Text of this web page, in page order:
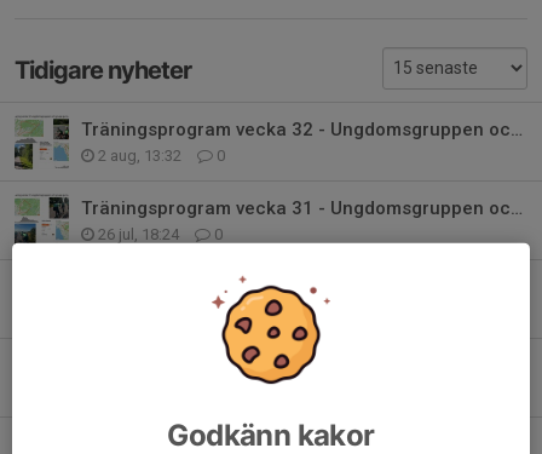
Tidigare nyheter
Träningsprogram vecka 32 - Ungdomsgruppen och Grupp gul (D)
2 aug, 13:32 0
Träningsprogram vecka 31 - Ungdomsgruppen och Grupp gul (D)
26 jul, 18:24 0
0
Godkänn kakor